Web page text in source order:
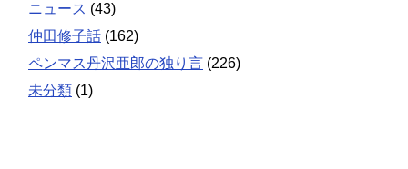
ニュース (43)
仲田修子話 (162)
ペンマス丹沢亜郎の独り言 (226)
未分類 (1)